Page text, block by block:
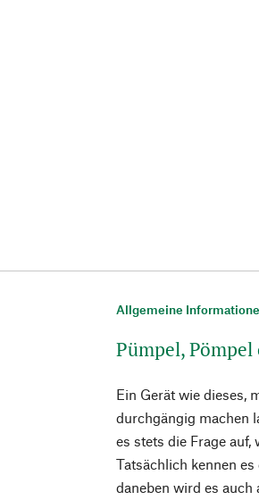
Allgemeine
Pümpel,
Ein Gerät wie dieses,
durchgängig machen
es stets die Frage
Tatsächlich kennen
daneben wird es